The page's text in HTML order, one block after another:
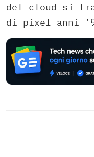
del cloud si
di pixel anni